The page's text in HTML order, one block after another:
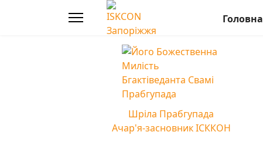
Головна
Шріла Прабгупада
Ачар'я-засновник ІСККОН